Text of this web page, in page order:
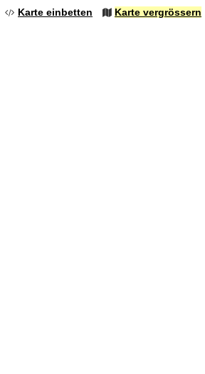
Karte einbetten Karte vergrössern